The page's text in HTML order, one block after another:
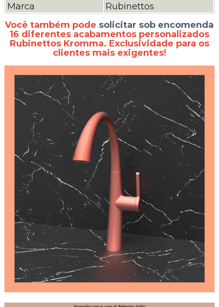
Marca
Rubinettos
Você também pode solicitar sob encomenda
16 diferentes acabamentos personalizados
Rubinettos Kromma. Exclusividade para os
clientes mais exigentes!